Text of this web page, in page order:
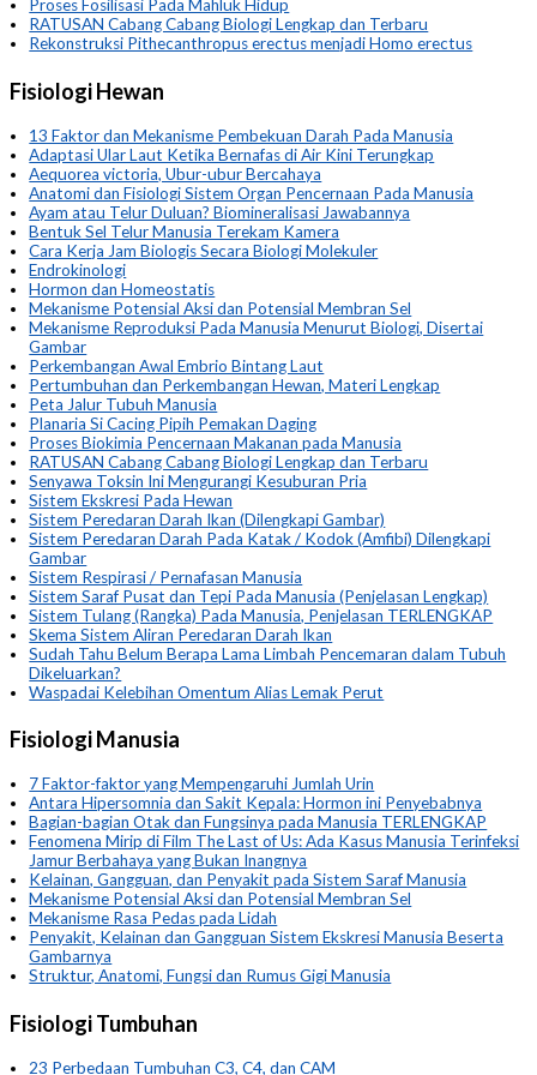
Proses Fosilisasi Pada Mahluk Hidup
RATUSAN Cabang Cabang Biologi Lengkap dan Terbaru
Rekonstruksi Pithecanthropus erectus menjadi Homo erectus
Fisiologi Hewan
13 Faktor dan Mekanisme Pembekuan Darah Pada Manusia
Adaptasi Ular Laut Ketika Bernafas di Air Kini Terungkap
Aequorea victoria, Ubur-ubur Bercahaya
Anatomi dan Fisiologi Sistem Organ Pencernaan Pada Manusia
Ayam atau Telur Duluan? Biomineralisasi Jawabannya
Bentuk Sel Telur Manusia Terekam Kamera
Cara Kerja Jam Biologis Secara Biologi Molekuler
Endrokinologi
Hormon dan Homeostatis
Mekanisme Potensial Aksi dan Potensial Membran Sel
Mekanisme Reproduksi Pada Manusia Menurut Biologi, Disertai
Gambar
Perkembangan Awal Embrio Bintang Laut
Pertumbuhan dan Perkembangan Hewan, Materi Lengkap
Peta Jalur Tubuh Manusia
Planaria Si Cacing Pipih Pemakan Daging
Proses Biokimia Pencernaan Makanan pada Manusia
RATUSAN Cabang Cabang Biologi Lengkap dan Terbaru
Senyawa Toksin Ini Mengurangi Kesuburan Pria
Sistem Ekskresi Pada Hewan
Sistem Peredaran Darah Ikan (Dilengkapi Gambar)
Sistem Peredaran Darah Pada Katak / Kodok (Amfibi) Dilengkapi
Gambar
Sistem Respirasi / Pernafasan Manusia
Sistem Saraf Pusat dan Tepi Pada Manusia (Penjelasan Lengkap)
Sistem Tulang (Rangka) Pada Manusia, Penjelasan TERLENGKAP
Skema Sistem Aliran Peredaran Darah Ikan
Sudah Tahu Belum Berapa Lama Limbah Pencemaran dalam Tubuh
Dikeluarkan?
Waspadai Kelebihan Omentum Alias Lemak Perut
Fisiologi Manusia
7 Faktor-faktor yang Mempengaruhi Jumlah Urin
Antara Hipersomnia dan Sakit Kepala: Hormon ini Penyebabnya
Bagian-bagian Otak dan Fungsinya pada Manusia TERLENGKAP
Fenomena Mirip di Film The Last of Us: Ada Kasus Manusia Terinfeksi
Jamur Berbahaya yang Bukan Inangnya
Kelainan, Gangguan, dan Penyakit pada Sistem Saraf Manusia
Mekanisme Potensial Aksi dan Potensial Membran Sel
Mekanisme Rasa Pedas pada Lidah
Penyakit, Kelainan dan Gangguan Sistem Ekskresi Manusia Beserta
Gambarnya
Struktur, Anatomi, Fungsi dan Rumus Gigi Manusia
Fisiologi Tumbuhan
23 Perbedaan Tumbuhan C3, C4, dan CAM